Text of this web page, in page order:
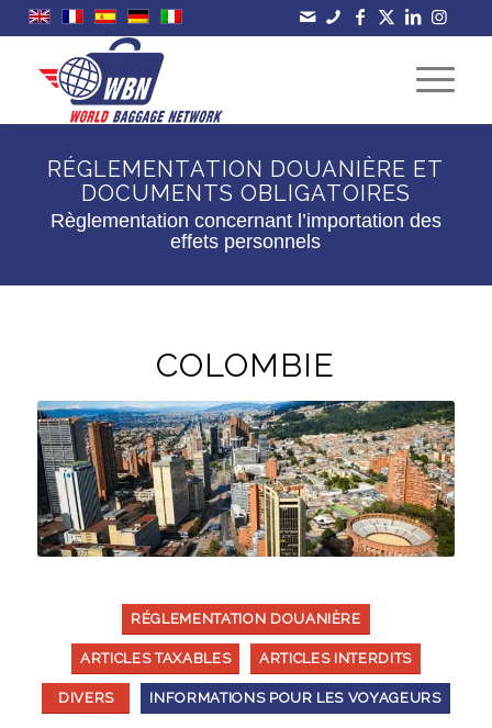
RÉGLEMENTATION DOUANIÈRE ET
DOCUMENTS OBLIGATOIRES
Règlementation concernant l’importation des
effets personnels
COLOMBIE
RÉGLEMENTATION DOUANIÈRE
ARTICLES TAXABLES ARTICLES INTERDITS
DIVERS INFORMATIONS POUR LES VOYAGEURS